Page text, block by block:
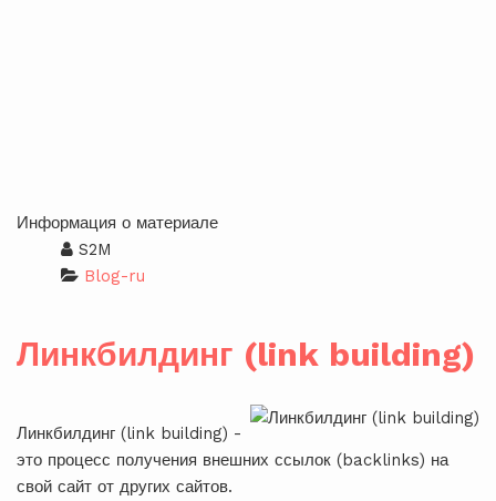
Информация о материале
S2M
Blog-ru
Линкбилдинг (link building)
Линкбилдинг (link building) -
это процесс получения внешних ссылок (backlinks) на
свой сайт от других сайтов.